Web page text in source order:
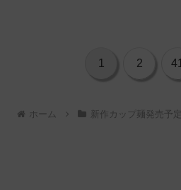
1 2 41
ホーム 新作カップ麺発売予定